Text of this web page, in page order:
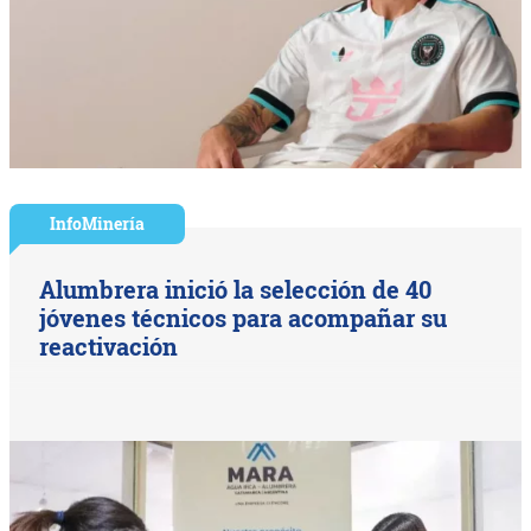
InfoMinería
Alumbrera inició la selección de 40
jóvenes técnicos para acompañar su
reactivación